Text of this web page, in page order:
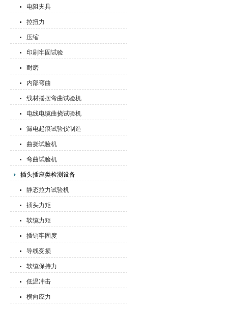
电阻夹具
拉扭力
压缩
印刷牢固试验
耐磨
内部弯曲
线材摇摆弯曲试验机
电线电缆曲挠试验机
漏电起痕试验仪制造
曲挠试验机
弯曲试验机
插头插座类检测设备
静态拉力试验机
插头力矩
软缆力矩
插销牢固度
导线受损
软缆保持力
低温冲击
横向应力